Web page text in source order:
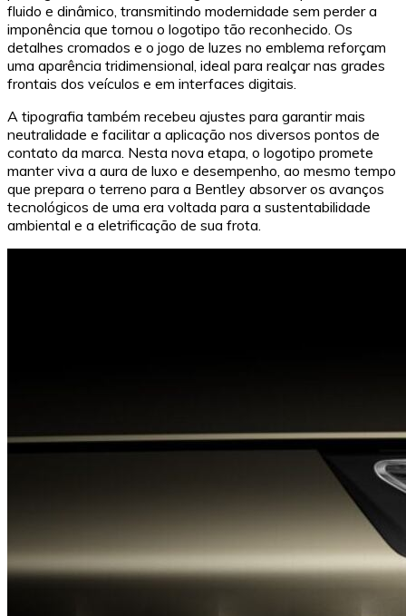
fluido e dinâmico, transmitindo modernidade sem perder a
imponência que tornou o logotipo tão reconhecido. Os
detalhes cromados e o jogo de luzes no emblema reforçam
uma aparência tridimensional, ideal para realçar nas grades
frontais dos veículos e em interfaces digitais.
A tipografia também recebeu ajustes para garantir mais
neutralidade e facilitar a aplicação nos diversos pontos de
contato da marca. Nesta nova etapa, o logotipo promete
manter viva a aura de luxo e desempenho, ao mesmo tempo
que prepara o terreno para a Bentley absorver os avanços
tecnológicos de uma era voltada para a sustentabilidade
ambiental e a eletrificação de sua frota.